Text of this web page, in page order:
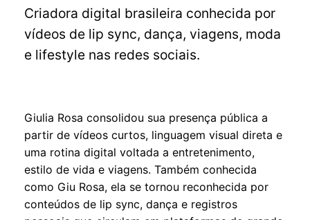
Criadora digital brasileira conhecida por
vídeos de lip sync, dança, viagens, moda
e lifestyle nas redes sociais.
Giulia Rosa consolidou sua presença pública a
partir de vídeos curtos, linguagem visual direta e
uma rotina digital voltada a entretenimento,
estilo de vida e viagens. Também conhecida
como Giu Rosa, ela se tornou reconhecida por
conteúdos de lip sync, dança e registros